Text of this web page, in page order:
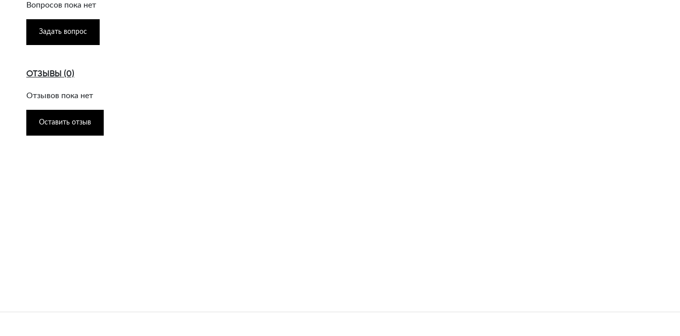
Вопросов пока нет
Задать вопрос
ОТЗЫВЫ (0)
Отзывов пока нет
Оставить отзыв